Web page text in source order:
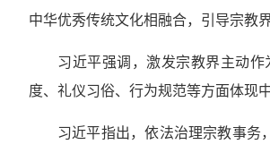
中华优秀传统文化相融合，引导宗教
习近平强调，激发宗教界主动
度、礼仪习俗、行为规范等方面体现
习近平指出，依法治理宗教事务